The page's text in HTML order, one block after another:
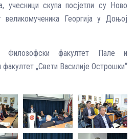
учесници скупа посјетли су Ново
Георгија у Доњој
Филозофски факултет Пале и
„Свети Василије Острошки“